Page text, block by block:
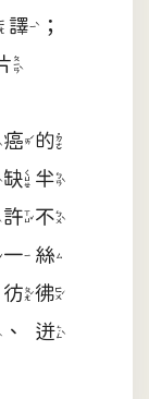
；
的
半
不
絲
彿
迸